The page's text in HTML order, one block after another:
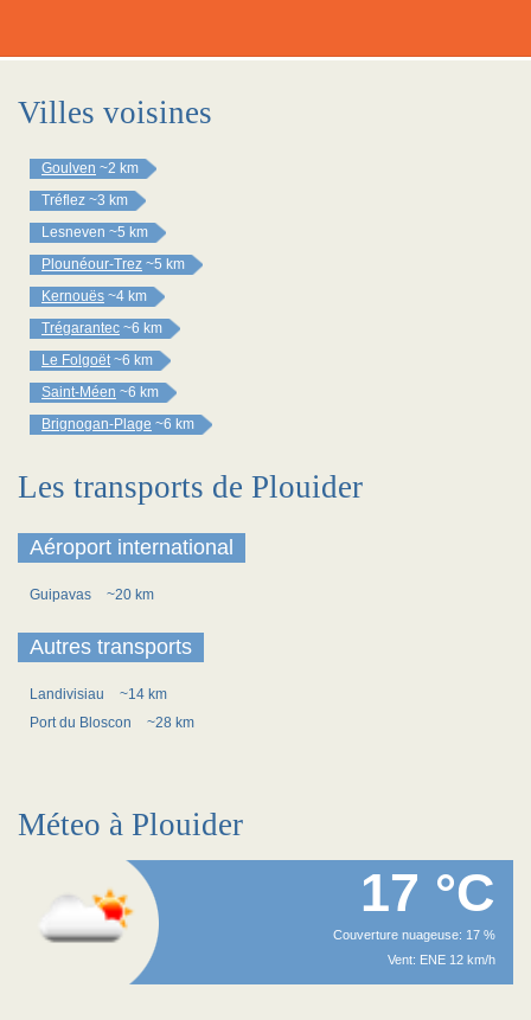
Villes voisines
Goulven ~2 km
Tréflez ~3 km
Lesneven ~5 km
Plounéour-Trez ~5 km
Kernouës ~4 km
Trégarantec ~6 km
Le Folgoët ~6 km
Saint-Méen ~6 km
Brignogan-Plage ~6 km
Les transports de Plouider
Aéroport international
Guipavas ~20 km
Autres transports
Landivisiau
~14 km
Port du Bloscon
~28 km
Méteo à Plouider
17 °C
Couverture nuageuse: 17 %
Vent: ENE 12 km/h